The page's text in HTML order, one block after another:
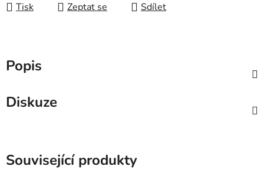
Tisk Zeptat se Sdílet
Popis
Diskuze
Související produkty